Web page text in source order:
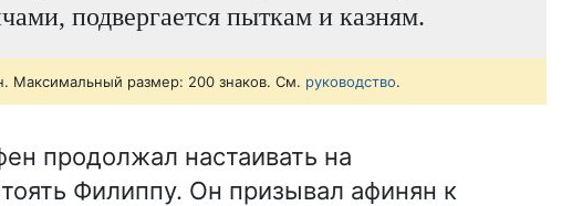
подвергается пыткам и казням.
Максимальный размер: 200 знаков. См. руководство.
продолжал настаивать на
Филиппу. Он призывал афинян к